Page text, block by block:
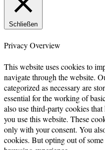
Schließen
Privacy Overview
This website uses cookies to
navigate through the website.
categorized as necessary are
essential for the working of
also use third-party cookies
you use this website. These
only with your consent. You
cookies. But opting out of